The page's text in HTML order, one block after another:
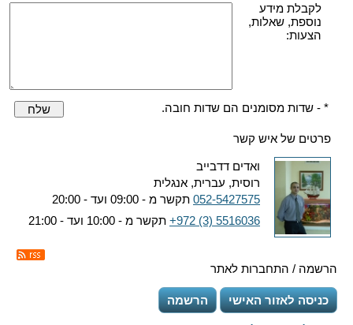
לקבלת מידע
נוספת, שאלות,
הצעות:
* - שדות מסומנים הם שדות חובה. שלח
פרטים של איש קשר
ואדים דדבייב
רוסית, עברית, אנגלית
052-5427575 תקשר מ - 09:00 ועד - 20:00
+972 (3) 5516036 תקשר מ - 10:00 ועד - 21:00
הרשמה / התחברות לאתר
כניסה לאזור האישי הרשמה